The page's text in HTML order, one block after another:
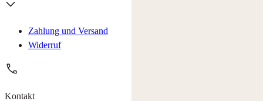
Zahlung und Versand
Widerruf
Kontakt